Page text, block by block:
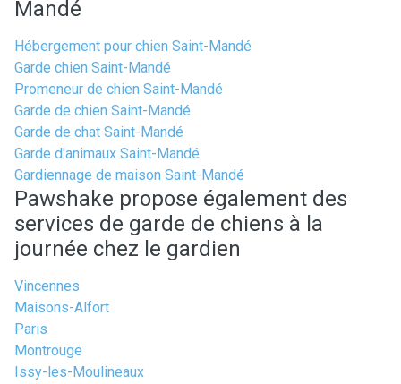
Mandé
Hébergement pour chien Saint-Mandé
Garde chien Saint-Mandé
Promeneur de chien Saint-Mandé
Garde de chien Saint-Mandé
Garde de chat Saint-Mandé
Garde d'animaux Saint-Mandé
Gardiennage de maison Saint-Mandé
Pawshake propose également des
services de garde de chiens à la
journée chez le gardien
Vincennes
Maisons-Alfort
Paris
Montrouge
Issy-les-Moulineaux